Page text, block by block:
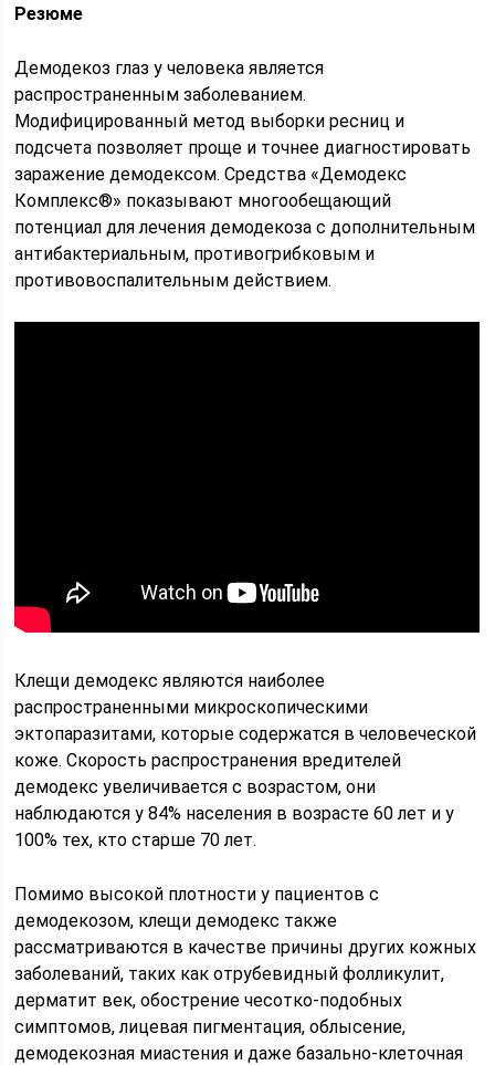
Резюме
Демодекоз глаз у человека является
распространенным заболеванием.
Модифицированный метод выборки ресниц и
подсчета позволяет проще и точнее диагностировать
заражение демодексом. Средства «Демодекс
Комплекс®» показывают многообещающий
потенциал для лечения демодекоза с дополнительным
антибактериальным, противогрибковым и
противовоспалительным действием.
Клещи демодекс являются наиболее
распространенными микроскопическими
эктопаразитами, которые содержатся в человеческой
коже. Скорость распространения вредителей
демодекс увеличивается с возрастом, они
наблюдаются у 84% населения в возрасте 60 лет и у
100% тех, кто старше 70 лет.
Помимо высокой плотности у пациентов с
демодекозом, клещи демодекс также
рассматриваются в качестве причины других кожных
заболеваний, таких как отрубевидный фолликулит,
дерматит век, обострение чесотко-подобных
симптомов, лицевая пигментация, облысение,
демодекозная миастения и даже базально-клеточная